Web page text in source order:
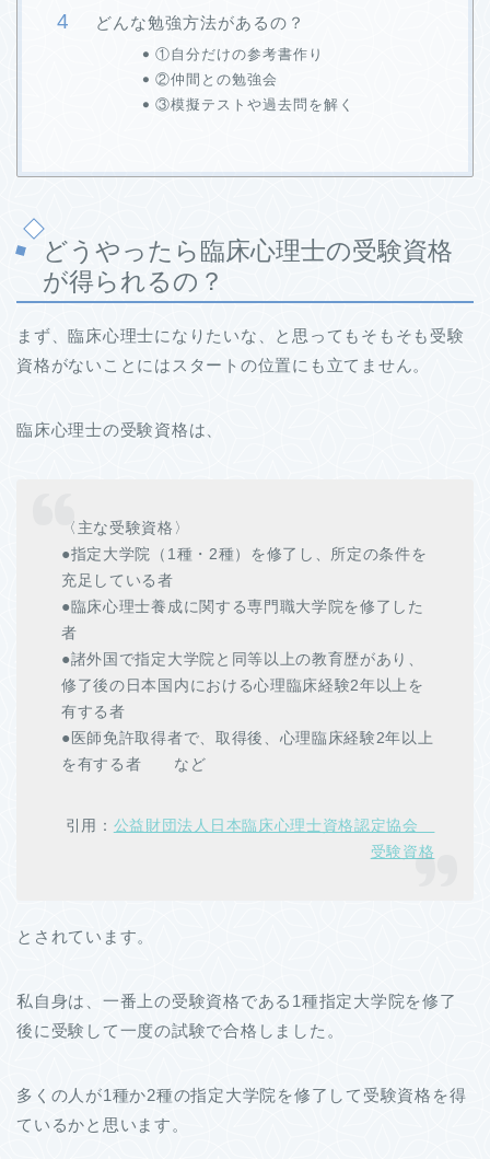
どんな勉強方法があるの？
①自分だけの参考書作り
②仲間との勉強会
③模擬テストや過去問を解く
どうやったら臨床心理士の受験資格
が得られるの？
まず、臨床心理士になりたいな、と思ってもそもそも受験
資格がないことにはスタートの位置にも立てません。
臨床心理士の受験資格は、
〈主な受験資格〉
●指定大学院（1種・2種）を修了し、所定の条件を
充足している者
●臨床心理士養成に関する専門職大学院を修了した
者
●諸外国で指定大学院と同等以上の教育歴があり、
修了後の日本国内における心理臨床経験2年以上を
有する者
●医師免許取得者で、取得後、心理臨床経験2年以上
を有する者 など
引用： 公益財団法人日本臨床心理士資格認定協会
受験資格
とされています。
私自身は、一番上の受験資格である1種指定大学院を修了
後に受験して一度の試験で合格しました。
多くの人が1種か2種の指定大学院を修了して受験資格を得
ているかと思います。